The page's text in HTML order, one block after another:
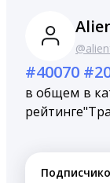
#40070
в общем
рейтинге
в